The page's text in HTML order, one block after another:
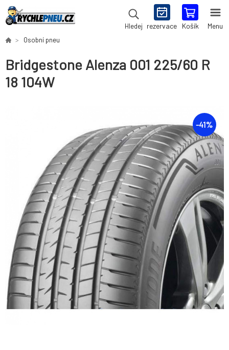
Hledej rezervace Košík Menu
Osobní pneu
Bridgestone Alenza 001 225/60 R
18 104W
-41%